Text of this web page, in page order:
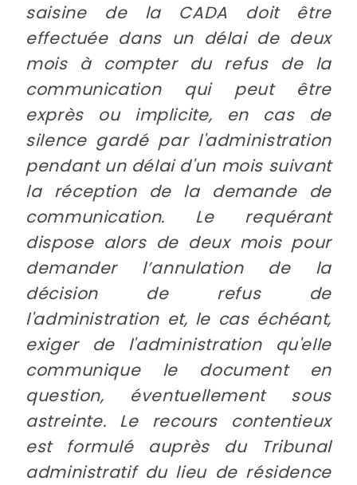
saisine de la CADA doit être
effectuée dans un délai de deux
mois à compter du refus de la
communication qui peut être
exprès ou implicite, en cas de
silence gardé par l'administration
pendant un délai d'un mois suivant
la réception de la demande de
communication. Le requérant
dispose alors de deux mois pour
demander l’annulation de la
décision de refus de
l'administration et, le cas échéant,
exiger de l'administration qu'elle
communique le document en
question, éventuellement sous
astreinte. Le recours contentieux
est formulé auprès du Tribunal
administratif du lieu de résidence